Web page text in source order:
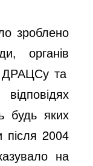
зроблено
органів
ДРАЦСу та
будь яких
після 2004
на